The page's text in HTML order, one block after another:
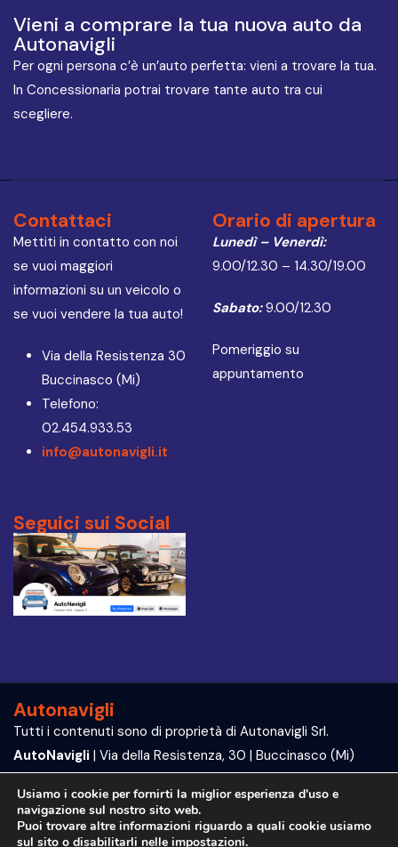
Vieni a comprare la tua nuova auto da
Autonavigli
Per ogni persona c’è un’auto perfetta: vieni a trovare la tua.
In Concessionaria potrai trovare tante auto tra cui
scegliere.
Contattaci
Mettiti in contatto con noi
se vuoi maggiori
informazioni su un veicolo o
se vuoi vendere la tua auto!
Via della Resistenza 30
Buccinasco (Mi)
Telefono:
02.454.933.53
info@autonavigli.it
Orario di apertura
Lunedì – Venerdì:
9.00/12.30 – 14.30/19.00
Sabato:9.00/12.30
Pomeriggio su
appuntamento
Seguici sui Social
Autonavigli
Tutti i contenuti sono di proprietà di Autonavigli Srl.
AutoNavigli | Via della Resistenza, 30 | Buccinasco (Mi)
Trattamento dei dati | Privacy Policy
Usiamo i cookie per fornirti la miglior esperienza d'uso e
navigazione sul nostro sito web.
Puoi trovare altre informazioni riguardo a quali cookie usiamo
sul sito o disabilitarli nelle impostazioni.